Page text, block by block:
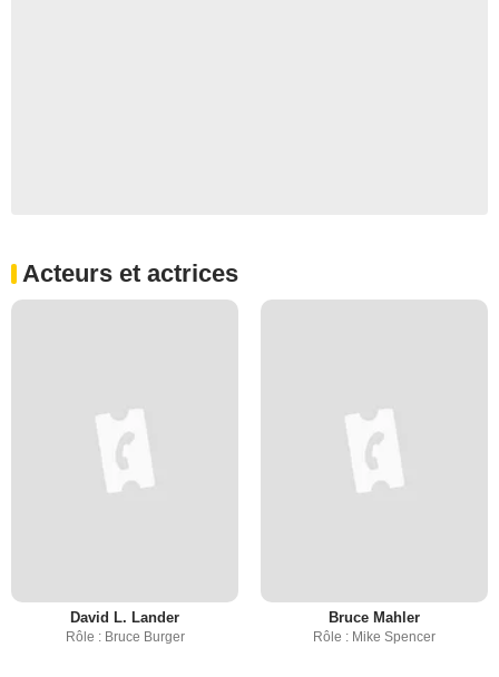
Acteurs et actrices
David L. Lander
Rôle : Bruce Burger
Bruce Mahler
Rôle : Mike Spencer